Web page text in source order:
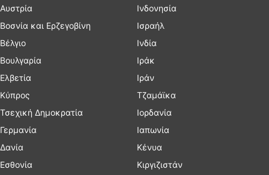
Αυστρία
Βοσνία και Ερζεγοβίνη
Βέλγιο
Βουλγαρία
Ελβετία
Κύπρος
Τσεχική Δημοκρατία
Γερμανία
Δανία
Εσθονία
Ινδονησία
Ισραήλ
Ινδία
Ιράκ
Ιράν
Τζαμάϊκα
Ιορδανία
Ιαπωνία
Κένυα
Κιργιζιστάν